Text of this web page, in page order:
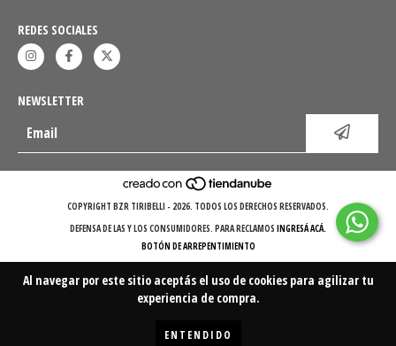
Al navegar por este sitio aceptás el uso de cookiespara agilizar tu
experiencia de compra.
ENTENDIDO
REDES SOCIALES
NEWSLETTER
COPYRIGHT BZR TIRIBELLI - 2026. TODOS LOS DERECHOS RESERVADOS.
DEFENSA DE LAS Y LOS CONSUMIDORES. PARA RECLAMOS INGRESÁ ACÁ.
BOTÓN DE ARREPENTIMIENTO